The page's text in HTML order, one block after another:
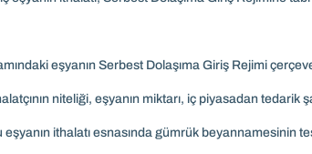
eşyanın Serbest Dolaşıma Giriş Rejimi
niteliği, eşyanın miktarı, iç piyasadan tedarik
eşyanın ithalatı esnasında gümrük beyannamesinin